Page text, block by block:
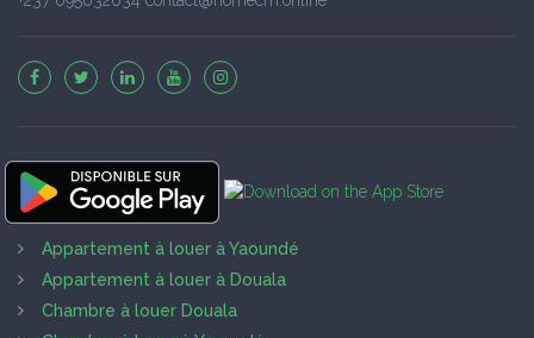
Appartement à louer à Yaoundé
Appartement à louer à Douala
Chambre à louer Douala